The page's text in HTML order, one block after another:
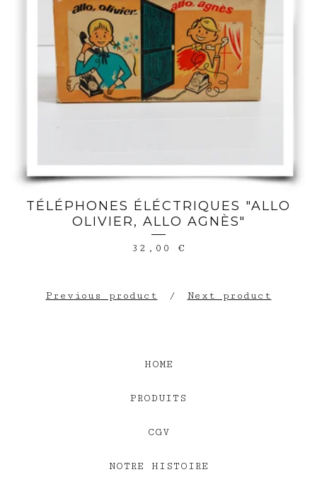
TÉLÉPHONES ÉLÉCTRIQUES "ALLO
OLIVIER, ALLO AGNÈS"
32,00 €
Previous product Next product
HOME
PRODUITS
CGV
NOTRE HISTOIRE